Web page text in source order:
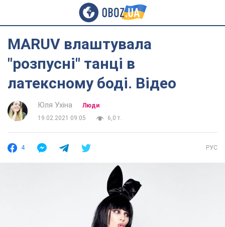
MARUV влаштувала
"розпусні" танці в
латексному боді. Відео
Юля Ухіна
Люди
19.02.2021 09:05
6,0 т.
4 РУС